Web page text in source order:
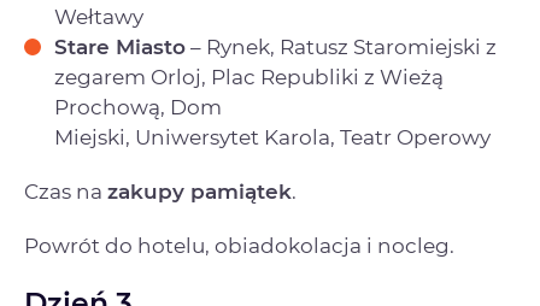
Wełtawy
Stare Miasto – Rynek, Ratusz Staromiejski z
zegarem Orloj, Plac Republiki z Wieżą
Prochową, Dom
Miejski, Uniwersytet Karola, Teatr Operowy
Czas na zakupy pamiątek.
Powrót do hotelu, obiadokolacja i nocleg.